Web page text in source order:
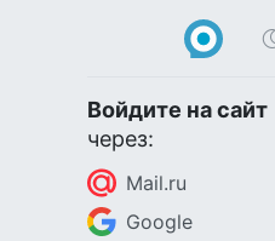
Войдите на сайт
через:
Mail.ru
Google